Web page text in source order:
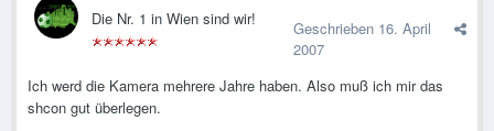
Die Nr. 1 in Wien sind wir! Geschrieben 16. April
2007
Ich werd die Kamera mehrere Jahre haben. Also muß ich mir das
shcon gut überlegen.